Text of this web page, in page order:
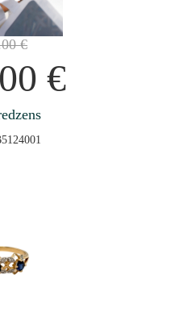
€
€